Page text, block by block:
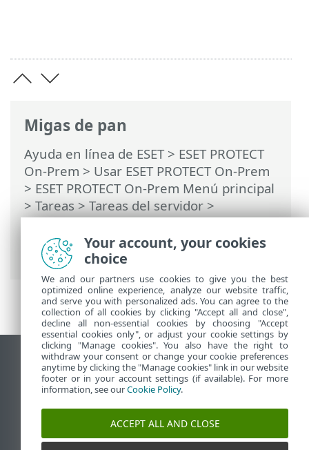
Migas de pan
Ayuda en línea de ESET> ESET PROTECT
On-Prem > Usar ESET PROTECT On-Prem
> ESET PROTECT On-Prem Menú principal
> Tareas>Tareas del servidor>
Sincronización de grupos estáticos>
Sincronización de grupos estáticos:
equipos Linux
Ver sitio del escritorio
End of Life
Base de conocimiento de ESET
Foro de ESET
ESET Status Portal
Your account, your cookies
choice
We and our partners use cookies to give you the best
optimized online experience, analyze our website traffic,
and serve you with personalized ads. You can agree to the
collection of all cookies by clicking "Accept all and close",
decline all non-essential cookies by choosing "Accept
essential cookies only", or adjust your cookie settings by
clicking "Manage cookies". You also have the right to
withdraw your consent or change your cookie preferences
anytime by clicking the "Manage cookies" link in our website
footer or in your account settings (if available). For more
information, see ourCookie Policy.
ACCEPT ALL AND CLOSE